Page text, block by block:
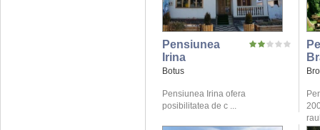
Pensiunea
Irina
Botus
Pensiunea Irina ofera
posibilitatea de c ...